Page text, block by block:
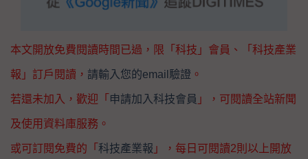
本文開放免費閱讀時間已過，限「科技」會員、「科技產業
報」訂戶閱讀， 請輸入您的email驗證 。
若還未加入，歡迎「 申請加入科技會員 」，可閱讀全站新聞
及使用資料庫服務。
或可訂閱免費的「 科技產業報 」，每日可閱讀2則以上開放